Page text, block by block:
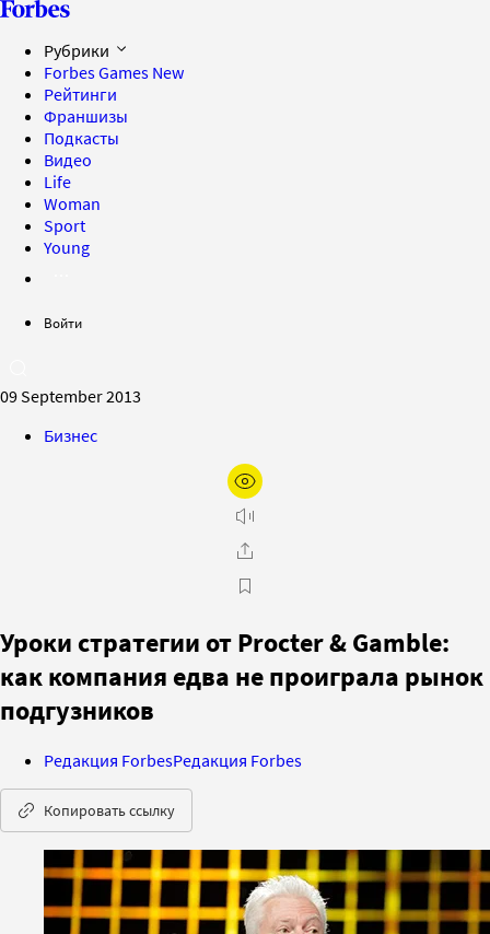
Рубрики
Forbes Games New
Рейтинги
Франшизы
Подкасты
Видео
Life
Woman
Sport
Young
Войти
09 September 2013
Бизнес
Уроки стратегии от Procter & Gamble:
как компания едва не проиграла рынок
подгузников
Редакция ForbesРедакция Forbes
Копировать ссылку